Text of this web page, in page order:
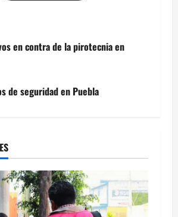
en contra de la pirotecnia en
de seguridad en Puebla